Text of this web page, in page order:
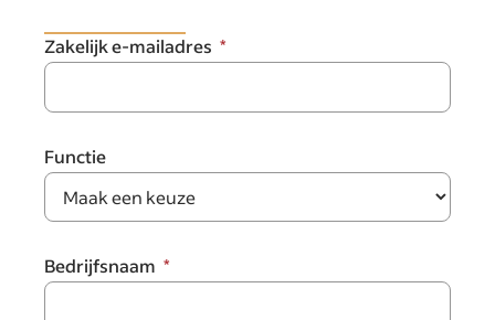
Zakelijk e-mailadres
Functie
Bedrijfsnaam